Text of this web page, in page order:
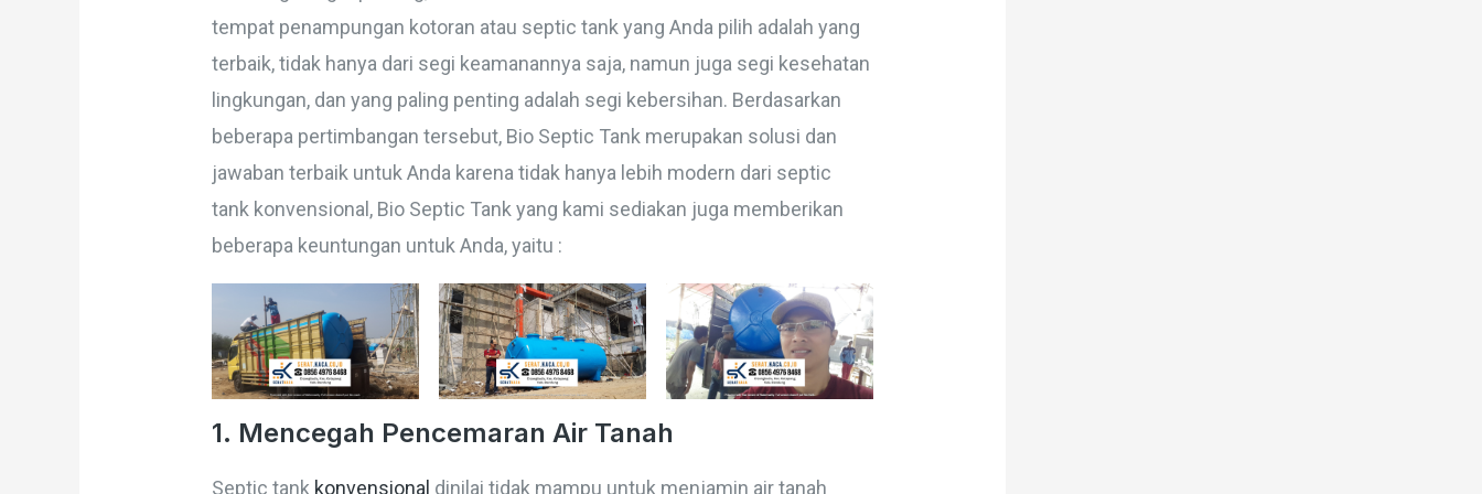
tempat penampungan kotoran atau septic tank yang Anda pilih adalah yang
terbaik, tidak hanya dari segi keamanannya saja, namun juga segi kesehatan
lingkungan, dan yang paling penting adalah segi kebersihan. Berdasarkan
beberapa pertimbangan tersebut, Bio Septic Tank merupakan solusi dan
jawaban terbaik untuk Anda karena tidak hanya lebih modern dari septic
tank konvensional, Bio Septic Tank yang kami sediakan juga memberikan
beberapa keuntungan untuk Anda, yaitu :
1. Mencegah Pencemaran Air Tanah
Septic tank konvensional dinilai tidak mampu untuk menjamin air tanah